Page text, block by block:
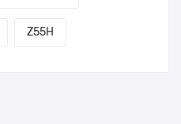
Z55H